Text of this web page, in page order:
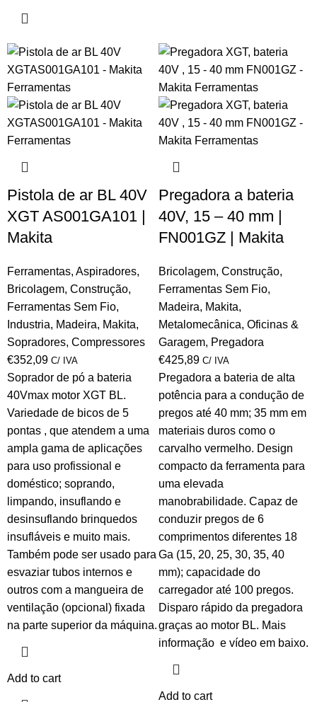
Pistola de ar BL 40V
XGT AS001GA101 |
Makita
Ferramentas, Aspiradores,
Bricolagem, Construção,
Ferramentas Sem Fio,
Industria, Madeira, Makita,
Sopradores, Compressores
€352,09 C/ IVA
Soprador de pó a bateria
40Vmax motor XGT BL.
Variedade de bicos de 5
pontas , que atendem a uma
ampla gama de aplicações
para uso profissional e
doméstico; soprando,
limpando, insuflando e
desinsuflando brinquedos
insufláveis ​​e muito mais.
Também pode ser usado para
esvaziar tubos internos e
outros com a mangueira de
ventilação (opcional) fixada
na parte superior da máquina.
Add to cart
Pregadora a bateria
40V, 15 – 40 mm |
FN001GZ | Makita
Bricolagem, Construção,
Ferramentas Sem Fio,
Madeira, Makita,
Metalomecânica, Oficinas &
Garagem, Pregadora
€425,89 C/ IVA
Pregadora a bateria de alta
potência para a condução de
pregos até 40 mm; 35 mm em
materiais duros como o
carvalho vermelho. Design
compacto da ferramenta para
uma elevada
manobrabilidade. Capaz de
conduzir pregos de 6
comprimentos diferentes 18
Ga (15, 20, 25, 30, 35, 40
mm); capacidade do
carregador até 100 pregos.
Disparo rápido da pregadora
graças ao motor BL. Mais
informação e vídeo em baixo.
Add to cart